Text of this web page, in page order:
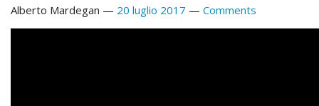
Alberto Mardegan 20 luglio 2017 Comments